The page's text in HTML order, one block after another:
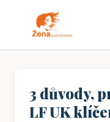
3 důvody,
LF UK